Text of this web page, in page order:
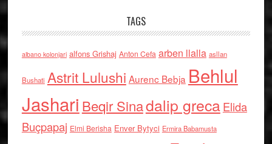
TAGS
albano kolonjari alfons Grishaj Anton Cefa arben llalla asllan
Bushati Astrit Lulushi Aurenc Bebja Behlul
Jashari Beqir Sinadalip grecaElida
Buçpapaj Elmi Berisha Enver Bytyci Ermira Babamusta